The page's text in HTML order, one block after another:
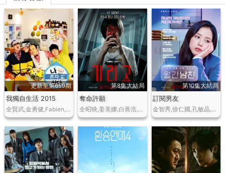
更新至第659期
我獨自生活 2015
全賢武,金勇健,Fabien,金光奎,Defconn,陸重完,金泰元,李成宰,徐仁國,安七炫,梁耀燮等
第8集大結局
奪命許願
全昭映,姜美娜,白善浩,玄宇錫,李孝制,全素妮,盧在元
第10集大結局
訂閱男友
金智秀,徐仁國,孔敏晶,金雅永,賀營 ,樸海潾,李洙赫